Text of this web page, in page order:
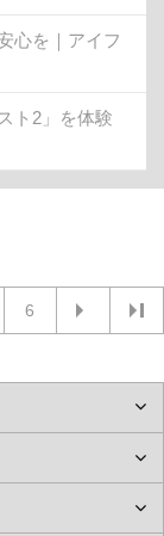
心を｜アイフ
ト2」を体験
6